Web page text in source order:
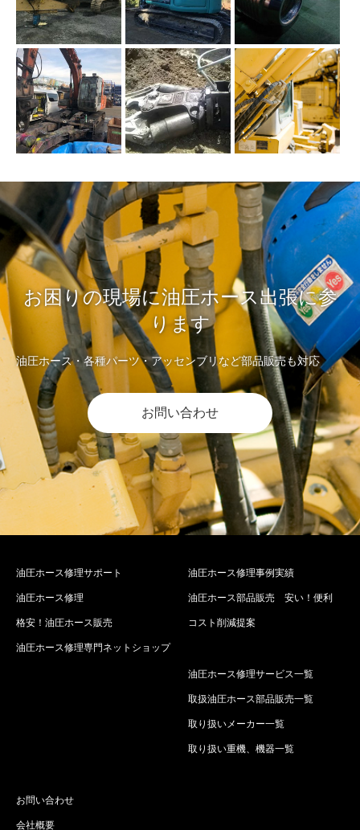
お困りの現場に油圧ホース出張に参
ります
油圧ホース・各種パーツ・アッセンブリなど部品販売も対応
お問い合わせ
油圧ホース修理サポート
油圧ホース修理
格安！油圧ホース販売
油圧ホース修理専門ネットショップ
油圧ホース修理事例実績
油圧ホース部品販売 安い！便利
コスト削減提案
油圧ホース修理サービス一覧
取扱油圧ホース部品販売一覧
取り扱いメーカー一覧
取り扱い重機、機器一覧
お問い合わせ
会社概要